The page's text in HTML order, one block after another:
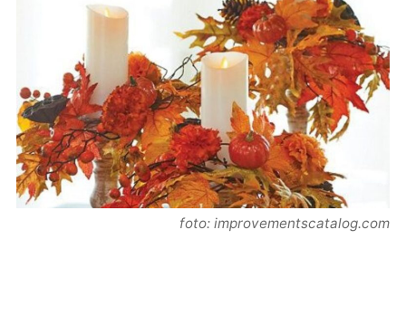
foto: improvementscatalog.com